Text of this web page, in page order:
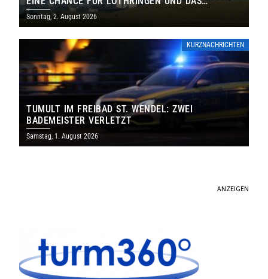
SAARLAND
Sonntag, 2. August 2026
KURZNACHRICHTEN
TUMULT IM FREIBAD ST. WENDEL: ZWEI
BADEMEISTER VERLETZT
Samstag, 1. August 2026
ANZEIGEN